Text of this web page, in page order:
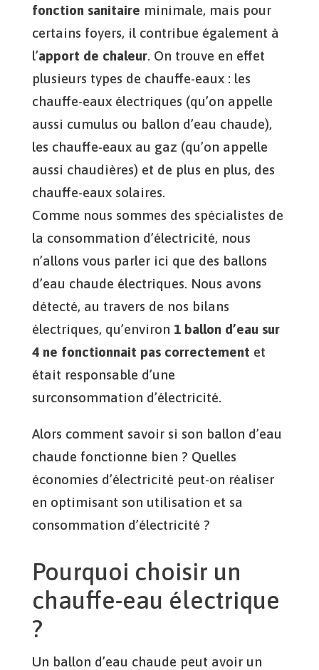
fonction sanitaire minimale, mais pour
certains foyers, il contribue également à
l’apport de chaleur. On trouve en effet
plusieurs types de chauffe-eaux : les
chauffe-eaux électriques (qu’on appelle
aussi cumulus ou ballon d’eau chaude),
les chauffe-eaux au gaz (qu’on appelle
aussi chaudières) et de plus en plus, des
chauffe-eaux solaires.
Comme nous sommes des spécialistes de
la consommation d’électricité, nous
n’allons vous parler ici que des ballons
d’eau chaude électriques. Nous avons
détecté, au travers de nos bilans
électriques, qu’environ 1 ballon d’eau sur
4 ne fonctionnait pas correctement et
était responsable d’une
surconsommation d’électricité.
Alors comment savoir si son ballon d’eau
chaude fonctionne bien ? Quelles
économies d’électricité peut-on réaliser
en optimisant son utilisation et sa
consommation d’électricité ?
Pourquoi choisir un
chauffe-eau électrique
?
Un ballon d’eau chaude peut avoir un